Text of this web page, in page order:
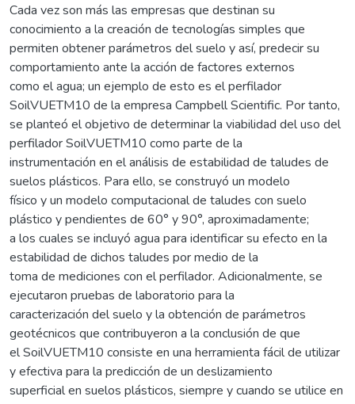
Cada vez son más las empresas que destinan su
conocimiento a la creación de tecnologías simples que
permiten obtener parámetros del suelo y así, predecir su
comportamiento ante la acción de factores externos
como el agua; un ejemplo de esto es el perfilador
SoilVUETM10 de la empresa Campbell Scientific. Por tanto,
se planteó el objetivo de determinar la viabilidad del uso del
perfilador SoilVUETM10 como parte de la
instrumentación en el análisis de estabilidad de taludes de
suelos plásticos. Para ello, se construyó un modelo
físico y un modelo computacional de taludes con suelo
plástico y pendientes de 60° y 90°, aproximadamente;
a los cuales se incluyó agua para identificar su efecto en la
estabilidad de dichos taludes por medio de la
toma de mediciones con el perfilador. Adicionalmente, se
ejecutaron pruebas de laboratorio para la
caracterización del suelo y la obtención de parámetros
geotécnicos que contribuyeron a la conclusión de que
el SoilVUETM10 consiste en una herramienta fácil de utilizar
y efectiva para la predicción de un deslizamiento
superficial en suelos plásticos, siempre y cuando se utilice en